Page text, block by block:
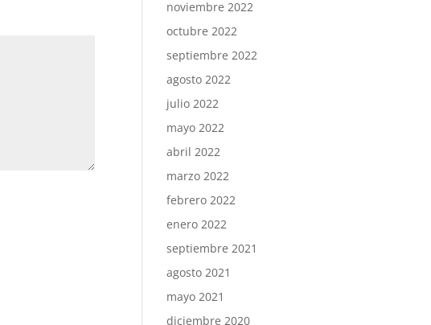
noviembre 2022
octubre 2022
septiembre 2022
agosto 2022
julio 2022
mayo 2022
abril 2022
marzo 2022
febrero 2022
enero 2022
septiembre 2021
agosto 2021
mayo 2021
diciembre 2020